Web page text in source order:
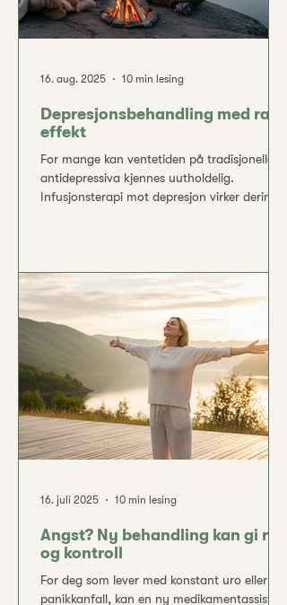
Depresjonsbehandling med rask
effekt
For mange kan ventetiden på tradisjonelle
antidepressiva kjennes uutholdelig.
Infusjonsterapi mot depresjon virker derimot
livsgnisten tilbake langt tidligere enn du
trodde var mulig. Lang ventetid med
tradisjonelle metoder De vanligste
behandlingene for depresjon i dag er
samtaleterapi og antidepressiva i pilleform.
Begge deler krever som regel l
16. aug. 2025 10 min lesing
Angst? Ny behandling kan gi ro
og kontroll
For deg som lever med konstant uro eller
panikkanfall, kan en ny medikamentassistert
16. juli 2025 10 min lesing